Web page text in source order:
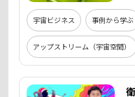
宇宙ビジネス 事例から学ぶ
アップストリーム（宇宙空間）